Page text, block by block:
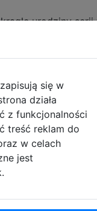
urodziny
Street Fightera,
po sieci w trybie
będą mogli się
obejrzysz
marki,
się w
działa
z funkcjonalności
treść reklam do
w celach
jest